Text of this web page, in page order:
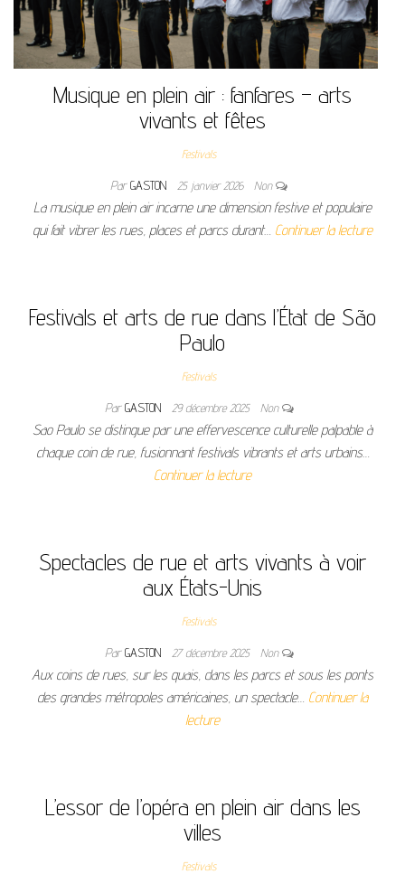
Musique en plein air : fanfares – arts
vivants et fêtes
Festivals
ParGASTON 25 janvier 2026 Non
La musique en plein air incarne une dimension festive et populaire
qui fait vibrer les rues, places et parcs durant… Continuer la lecture
Festivals et arts de rue dans l’État de São
Paulo
Festivals
ParGASTON 29 décembre 2025 Non
Sao Paulo se distingue par une effervescence culturelle palpable à
chaque coin de rue, fusionnant festivals vibrants et arts urbains…
Continuer la lecture
Spectacles de rue et arts vivants à voir
aux États-Unis
Festivals
ParGASTON 27 décembre 2025 Non
Aux coins de rues, sur les quais, dans les parcs et sous les ponts
des grandes métropoles américaines, un spectacle… Continuer la
lecture
L’essor de l’opéra en plein air dans les
villes
Festivals